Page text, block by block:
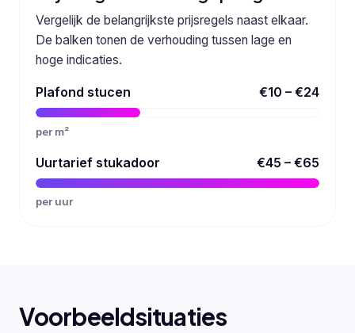
Vergelijk de belangrijkste prijsregels naast elkaar.
De balken tonen de verhouding tussen lage en
hoge indicaties.
Plafond stucen €10 – €24
per m²
Uurtarief stukadoor €45 – €65
per uur
Voorbeeldsituaties